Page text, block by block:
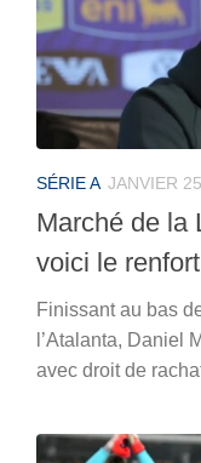
SÉRIE A JANVIER
Marché de la
voici le
Finissant au bas
l’Atalanta, Daniel
avec droit de